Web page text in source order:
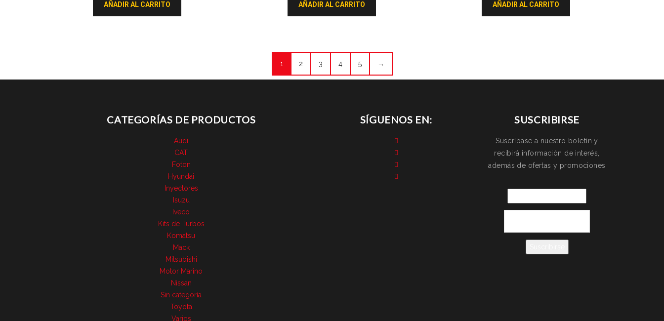
AÑADIR AL CARRITO AÑADIR AL CARRITO AÑADIR AL CARRITO
1 2 3 4 5 →
CATEGORÍAS DE PRODUCTOS
Audi
CAT
Foton
Hyundai
Inyectores
Isuzu
Iveco
Kits de Turbos
Komatsu
Mack
Mitsubishi
Motor Marino
Nissan
Sin categoría
Toyota
Varios
SÍGUENOS EN: SUSCRIBIRSE
Suscríbase a nuestro boletín y
recibirá información de interés,
además de ofertas y promociones